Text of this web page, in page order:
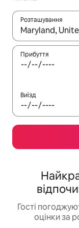
Розташування
Отримавши
Прибуття
Виїзд
Гості
оцінки за